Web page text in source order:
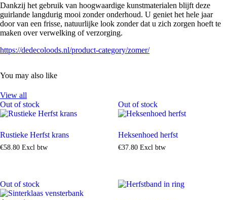
Dankzij het gebruik van hoogwaardige kunstmaterialen blijft deze
guirlande langdurig mooi zonder onderhoud. U geniet het hele jaar
door van een frisse, natuurlijke look zonder dat u zich zorgen hoeft te
maken over verwelking of verzorging.
https://dedecoloods.nl/product-category/zomer/
You may also like
View all
Out of stock
Rustieke Herfst krans
€58.80 Excl btw
Out of stock
Heksenhoed herfst
€37.80 Excl btw
Out of stock